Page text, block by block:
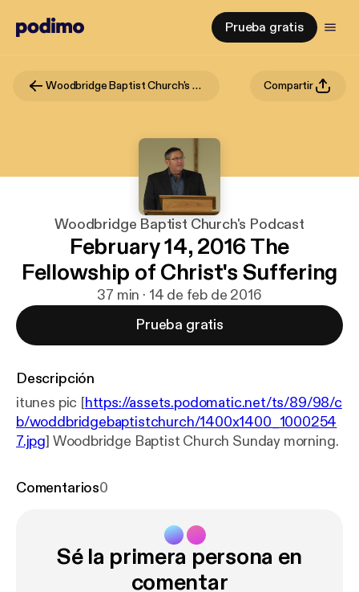
Prueba gratis
Woodbridge Baptist Church's Podcast Compartir
Woodbridge Baptist Church's Podcast
February 14, 2016 The
Fellowship of Christ's Suffering
37 min · 14 de feb de 2016
Prueba gratis
Descripción
itunes pic [https://assets.podomatic.net/ts/89/98/c
b/woddbridgebaptistchurch/1400x1400_1000254
7.jpg] Woodbridge Baptist Church Sunday morning.
Comentarios0
Sé la primera persona en
comentar